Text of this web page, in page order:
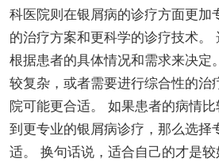
科医院则在银屑病的诊疗方面更加
的治疗方案和更科学的诊疗技术。
根据患者的具体情况和需求来决定
较复杂，或者需要进行综合性的治
院可能更合适。 如果患者的病情
到更专业的银屑病诊疗，那么选择
适。 换句话说，适合自己的才是